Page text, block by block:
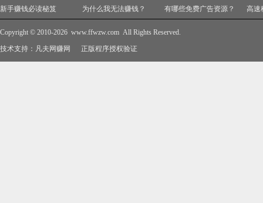
新手赚钱必读秘笈 为什么我无法赚钱？ 有哪些免费广告资源？ 高速
Copyright © 2010-2026 www.ffwzw.com All Rights Reserved.
技术支持： 凡夫网赚网 正版程序授权验证